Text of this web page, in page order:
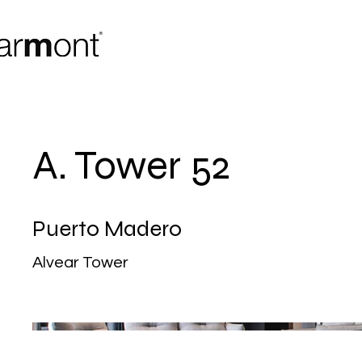
A. Tower 52
Puerto Madero
Alvear Tower